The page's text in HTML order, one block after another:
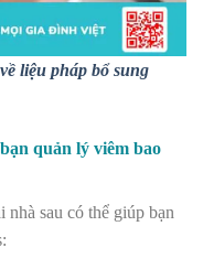
liệu pháp bổ sung
quản lý viêm bao
nhà sau có thể giúp bạn